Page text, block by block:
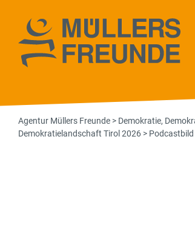
Agentur Müllers Freunde > Demokratie,
Demokratielandschaft Tirol 2026 > Podcastbild